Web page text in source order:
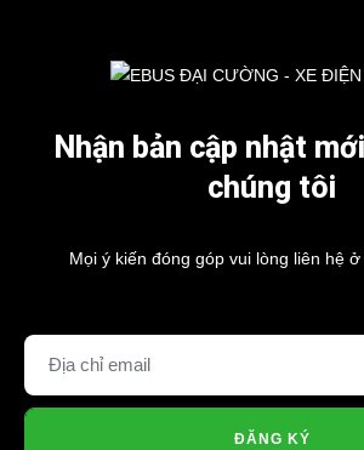
Nhận bản cập nhật
chúng tôi
Mọi ý kiến đóng góp vui lòng liên hệ
ĐĂNG KÝ